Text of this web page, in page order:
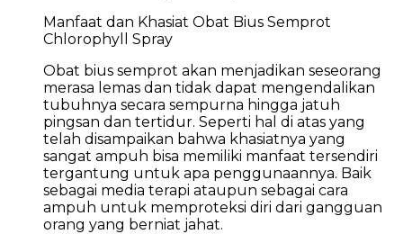
Manfaat dan Khasiat Obat Bius Semprot
Chlorophyll Spray
Obat bius semprot akan menjadikan seseorang
merasa lemas dan tidak dapat mengendalikan
tubuhnya secara sempurna hingga jatuh
pingsan dan tertidur. Seperti hal di atas yang
telah disampaikan bahwa khasiatnya yang
sangat ampuh bisa memiliki manfaat tersendiri
tergantung untuk apa penggunaannya. Baik
sebagai media terapi ataupun sebagai cara
ampuh untuk memproteksi diri dari gangguan
orang yang berniat jahat.